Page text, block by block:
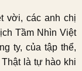
vời, các anh chị
Tầm Nhìn Việt
ty, của tập thể,
là tự hào khi